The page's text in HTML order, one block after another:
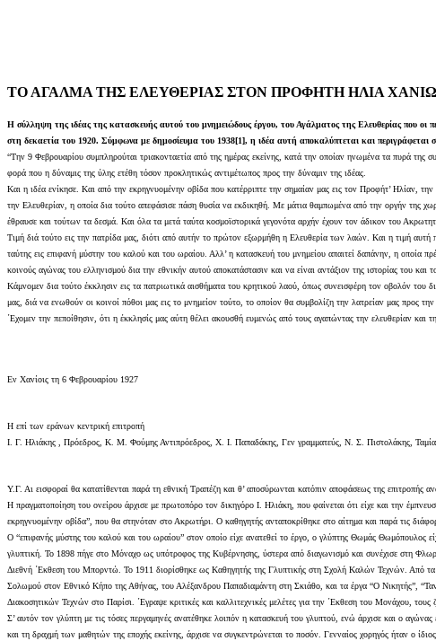
ΤΟ ΑΓΑΛΜΑ ΤΗΣ ΕΛΕΥΘΕΡΙΑΣ ΣΤΟΝ ΠΡΟΦΗΤΗ ΗΛΙΑ
Η σύλληψη της ιδέας της κατασκευής αυτού του μνημειώδους έργου, του Αγάλματος της Ελευθερίας που οι
στη δεκαετία του 1920. Σύμφωνα με δημοσίευμα του 1938[1], η ιδέα αυτή αποκαλύπτεται και
“Την 9 Φεβρουαρίου συμπληρούται τριακονταετία από της ημέρας εκείνης, κατά την οποίαν ηνωμένα τα πυρά
φορά που η δύναμις της ύλης ετέθη τόσον προκλητικώς αντιμέτωπος προς την δύναμιν της ιδέας.
Και η ιδέα ενίκησε. Και από την εκρηγνυομένην οβίδα που κατέρριπτε την σημαίαν μας εις τον Προφήτ’ Ηλίαν,
την Ελευθερίαν, η οποία δια τούτο απεφάσισε πάση θυσία να εκδικηθή. Με μάτια θαμπωμένα από την οργήν της
έθραυσε και τούτων τα δεσμά. Και όλα τα μετά ταύτα κοσμοϊστορικά γεγονότα αρχήν έχουν τον άδικον του
Τιμή διά τούτο εις την πατρίδα μας, διότι από αυτήν το πρώτον εξωρμήθη η Ελευθερία των λαών. Και η τιμή
ταύτης εις επιφανή μύστην του καλού και του ωραίου. Αλλ’ η κατασκευή του μνημείου απαιτεί δαπάνην, η
κοινούς αγώνας του ελληνισμού δια την εθνικήν αυτού αποκατάστασιν και να είναι αντάξιον της ιστορίας του και
Κάμνομεν δια τούτο έκκλησιν εις τα πατριωτικά αισθήματα του κρητικού λαού, όπως συνεισφέρη τον οβολόν του
μας, διά να ενωθούν οι κοινοί πόθοι μας εις το μνημείον τούτο, το οποίον θα συμβολίζη την λατρείαν μας προς
΄Εχομεν την πεποίθησιν, ότι η έκκλησίς μας αύτη θέλει ακουσθή ευμενώς από τους αγαπώντας την ελευθερίαν
Εν Χανίοις τη 6 Φεβρουαρίου 1927
Η επί των εράνων κεντρική επιτροπή
Ι. Γ. Ηλιάκης , Πρόεδρος, Κ. Μ. Φούμης Αντιπρόεδρος, Χ. Ι. Παπαδάκης, Γεν γραμματεύς, Ν. Σ. Πιστολάκης,
Υ.Γ. Αι εισφοραί θα κατατίθενται παρά τη εθνική Τραπέζη και θ’ αποσύρωνται κατόπιν αποφάσεως της
Η πραγματοποίηση του ονείρου άρχισε με πρωτοπόρο τον δικηγόρο Ι. Ηλιάκη, που φαίνεται ότι είχε και την
εκρηγνυομένην οβίδα”, που θα στηνόταν στο Ακρωτήρι. Ο καθηγητής ανταποκρίθηκε στο αίτημα και παρά τις
Ο “επιφανής μύστης του καλού και του ωραίου” στον οποίο είχε ανατεθεί το έργο, ο γλύπτης Θωμάς
γλυπτική. Το 1898 πήγε στο Μόναχο ως υπότροφος της Κυβέρνησης, ύστερα από διαγωνισμό και συνέχισε στη
Διεθνή ΄Εκθεση του Μπορντώ. Το 1911 διορίσθηκε ως Καθηγητής της Γλυπτικής στη Σχολή Καλών Τεχνών. Από
Σολωμού στον Εθνικό Κήπο της Αθήνας, του Αλέξανδρου Παπαδιαμάντη στη Σκιάθο, και τα έργα “Ο Νικητής”,
Διακοσητικών Τεχνών στο Παρίσι. ΄Εγραψε κριτικές και καλλιτεχνικές μελέτες για την ΄Εκθεση του Μονάχου,
Σ’ αυτόν τον γλύπτη με τις τόσες περγαμηνές ανατέθηκε λοιπόν η κατασκευή του γλυπτού, ενώ άρχισε και ο
και τη δραχμή των μαθητών της εποχής εκείνης, άρχισε να συγκεντρώνεται το ποσόν. Γενναίος χορηγός ήταν ο